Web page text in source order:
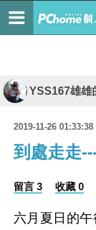
YSS167雄雄
2019-11-26 01:33:38
到處走走
留言 3 收藏 0
六月夏日的